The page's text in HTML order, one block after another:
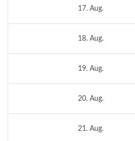
17. Aug.
18. Aug.
19. Aug.
20. Aug.
21. Aug.